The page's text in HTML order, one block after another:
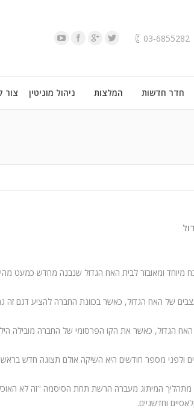
03-6855282
חדר חדשות המלצות ניהול מוניטין צור
ומאובזר לבית האח הגדול שנבנה מחדש כמעט
של האח הגדול, כאשר בכוונת החברה להציע דגם זה
האח הגדול, כאשר את הקו הפרסומי של החברה מובילה
מתהליך המיתוג מעברה הרשת תחת הסיסמה "זה לא
וחדשניים.